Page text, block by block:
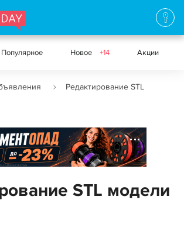
Популярное Новое +14 Акции
Редактирование STL
STL модели